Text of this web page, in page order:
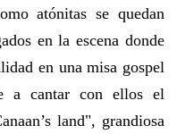
atónitas se quedan
en la escena donde
en una misa gospel
a cantar con ellos el
land", grandiosa